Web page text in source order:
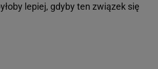
lepiej, gdyby ten związek się